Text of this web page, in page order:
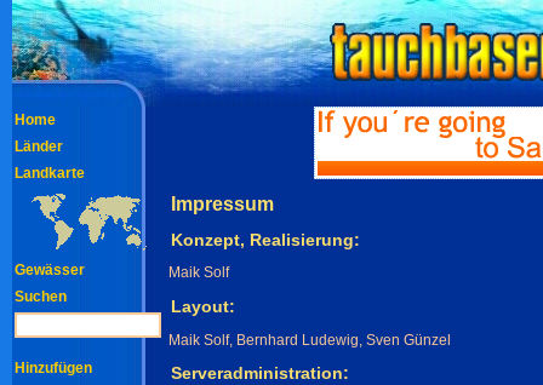
Impressum
Konzept, Realisierung:
Maik Solf
Layout:
Maik Solf, Bernhard Ludewig, Sven Günzel
Serveradministration:
Home
Länder
Landkarte
Gewässer
Suchen
Hinzufügen